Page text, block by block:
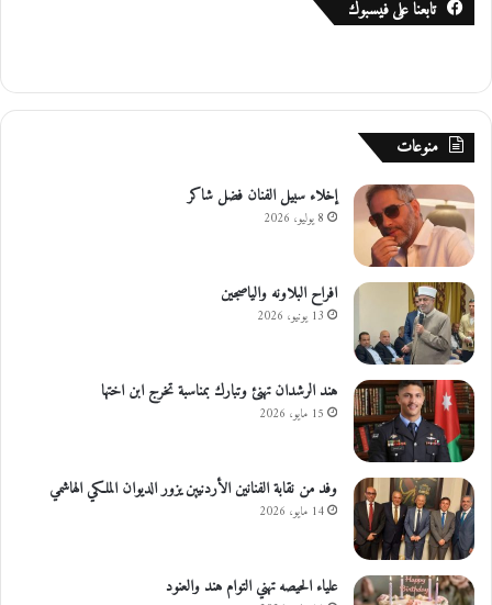
تابعنا على فيسبوك
منوعات
إخلاء سبيل الفنان فضل شاكر
8 يوليو، 2026
افراح البلاونه والياصجين
13 يونيو، 2026
هند الرشدان تهنئ وتبارك بمناسبة تخرج ابن اختها
15 مايو، 2026
وفد من نقابة الفنانين الأردنيين يزور الديوان الملكي الهاشمي
14 مايو، 2026
علياء الحيصه تهني التوام هند والعنود